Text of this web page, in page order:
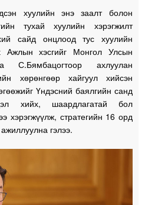
хуулийн энэ заалт болон
тухай хуулийн хэрэгжилт
сайд онцлоод тус хуулийн
Ажлын хэсгийг Монгол Улсын
ахлуулан
хөрөнгөөр хайгуул хийсэн
Үндэсний баялгийн санд
хийх, шаардлагатай бол
хэрэгжүүлж, стратегийн 16 орд
гэлээ.